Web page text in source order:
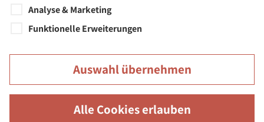
Große Kreisstadt Überlingen | Rathaus | Münsterstr. 15-17 |
88662 Überlingen
Leichte Sprache
Analyse & Marketing
Funktionelle Erweiterungen
Alle Cookies erlauben
Auswahl übernehmen